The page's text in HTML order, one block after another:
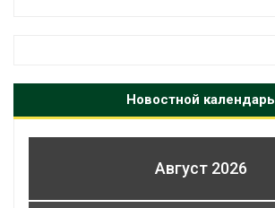
Новостной календарь
Август 2026